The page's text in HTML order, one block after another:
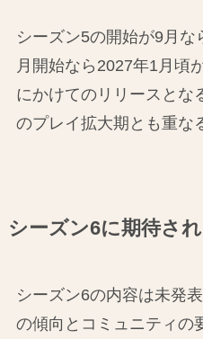
シーズン5の開始が9月
月開始なら2027年1月頃
にかけてのリリースとな
のプレイ拡大期とも重な
シーズン6に期待さ
シーズン6の内容は未発
の傾向とコミュニティの